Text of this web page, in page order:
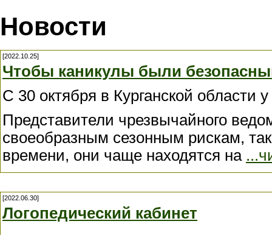
Новости
[2022.10.25]
Чтобы каникулы были
С 30 октября в Курганской
Представители чрезвычайного
своеобразным сезонным рискам,
времени, они чаще находятся на
[2022.06.30]
Логопедический кабинет